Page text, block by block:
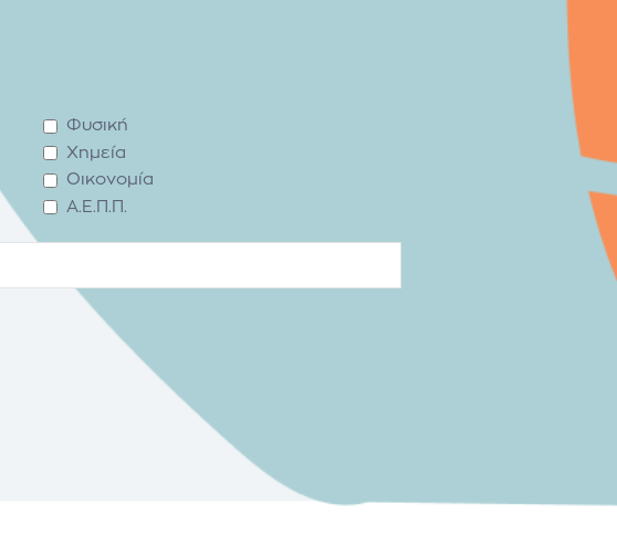
Φυσική
Χημεία
Οικονομία
Α.Ε.Π.Π.